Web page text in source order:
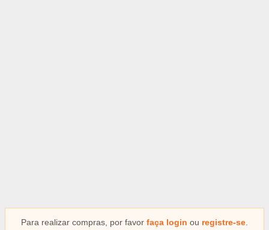
Para realizar compras, por favor faça login ou registre-se